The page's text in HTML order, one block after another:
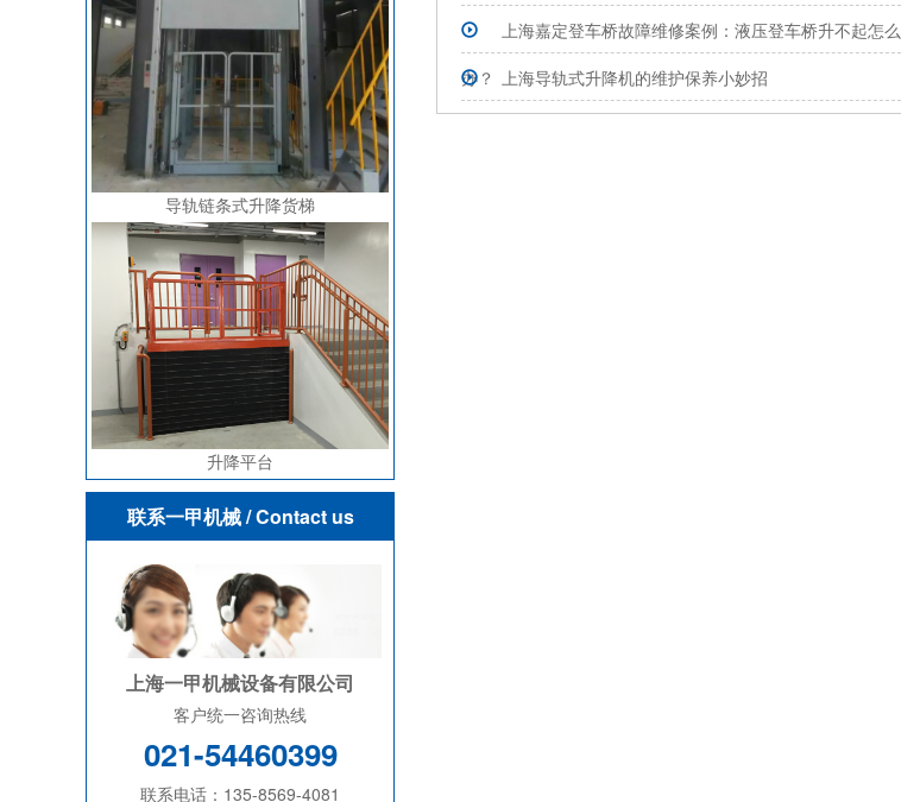
导轨链条式升降货梯
升降平台
联系一甲机械/ Contact us
上海一甲机械设备有限公司
客户统一咨询热线
021-54460399
联系电话：135-8569-4081
上海嘉定登车桥故障维修案例：液压登车桥升不起怎么
办？ 上海导轨式升降机的维护保养小妙招